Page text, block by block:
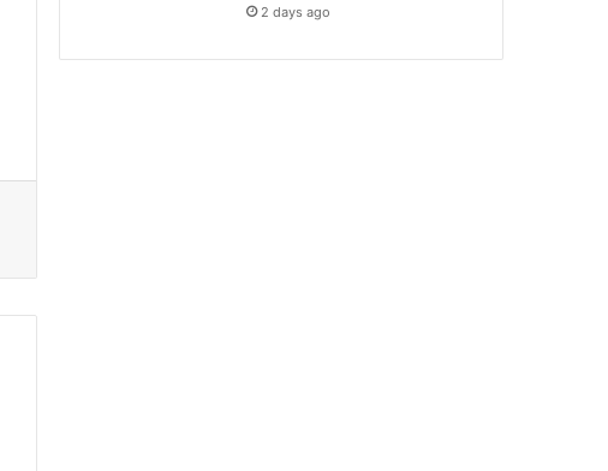
2 days ago